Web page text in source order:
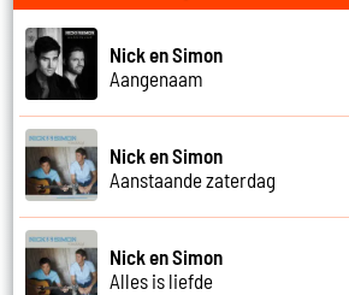
Nick en Simon
Aangenaam
Nick en Simon
Aanstaande zaterdag
Nick en Simon
Alles is liefde